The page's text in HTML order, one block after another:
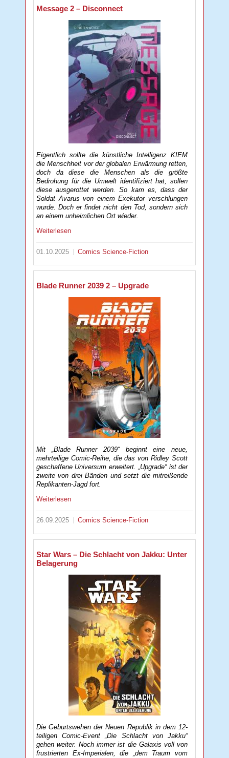
Message 2 – Disconnect
Eigentlich sollte die künstliche Intelligenz KIEM
die Menschheit vor der globalen Erwärmung retten,
doch da diese die Menschen als die größte
Bedrohung für die Umwelt identifiziert hat, sollen
diese ausgerottet werden. So kam es, dass der
Soldat Avarus von einem Exekutor verschlungen
wurde. Doch er findet nicht den Tod, sondern sich
an einem unheimlichen Ort wieder.
Weiterlesen
01.10.2025 ComicsScience-Fiction
Blade Runner 2039 2 – Upgrade
Mit „Blade Runner 2039“ beginnt eine neue,
mehrteilige Comic-Reihe, die das von Ridley Scott
geschaffene Universum erweitert. „Upgrade“ ist der
zweite von drei Bänden und setzt die mitreißende
Replikanten-Jagd fort.
Weiterlesen
26.09.2025 ComicsScience-Fiction
Star Wars – Die Schlacht von Jakku: Unter
Belagerung
Die Geburtswehen der Neuen Republik in dem 12-
teiligen Comic-Event „Die Schlacht von Jakku“
gehen weiter. Noch immer ist die Galaxis voll von
frustrierten Ex-Imperialen, die „dem Traum vom